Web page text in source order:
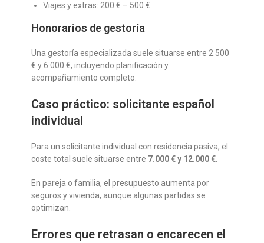
Viajes y extras: 200 € – 500 €
Honorarios de gestoría
Una gestoría especializada suele situarse entre 2.500
€ y 6.000 €, incluyendo planificación y
acompañamiento completo.
Caso práctico: solicitante español
individual
Para un solicitante individual con residencia pasiva, el
coste total suele situarse entre 7.000 € y 12.000 €.
En pareja o familia, el presupuesto aumenta por
seguros y vivienda, aunque algunas partidas se
optimizan.
Errores que retrasan o encarecen el